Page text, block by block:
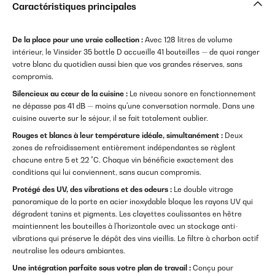
Caractéristiques principales
De la place pour une vraie collection : Avec 128 litres de volume
intérieur, le Vinsider 35 bottle D accueille 41 bouteilles — de quoi ranger
votre blanc du quotidien aussi bien que vos grandes réserves, sans
compromis.
Silencieux au cœur de la cuisine : Le niveau sonore en fonctionnement
ne dépasse pas 41 dB — moins qu'une conversation normale. Dans une
cuisine ouverte sur le séjour, il se fait totalement oublier.
Rouges et blancs à leur température idéale, simultanément : Deux
zones de refroidissement entièrement indépendantes se règlent
chacune entre 5 et 22 °C. Chaque vin bénéficie exactement des
conditions qui lui conviennent, sans aucun compromis.
Protégé des UV, des vibrations et des odeurs : Le double vitrage
panoramique de la porte en acier inoxydable bloque les rayons UV qui
dégradent tanins et pigments. Les clayettes coulissantes en hêtre
maintiennent les bouteilles à l'horizontale avec un stockage anti-
vibrations qui préserve le dépôt des vins vieillis. Le filtre à charbon actif
neutralise les odeurs ambiantes.
Une intégration parfaite sous votre plan de travail : Conçu pour